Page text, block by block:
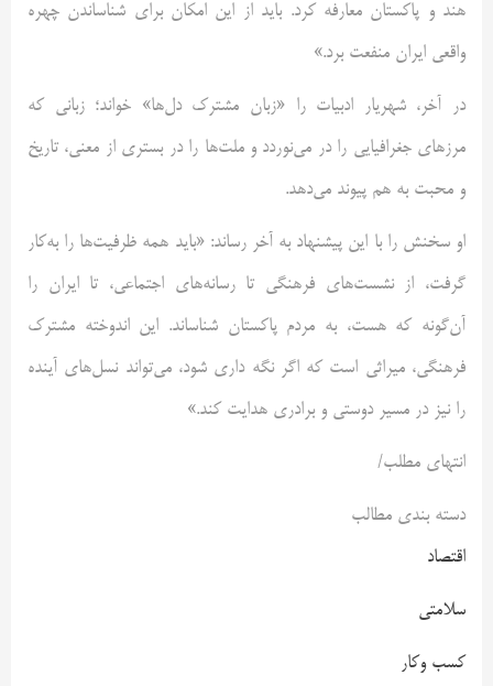
هند و پاکستان معارفه کرد. باید از این امکان برای شناساندن چهره
واقعی ایران منفعت برد.»
در آخر، شهریار ادبیات را «زبان مشترک دل‌ها» خواند؛ زبانی که
مرزهای جغرافیایی را در می‌نوردد و ملت‌ها را در بستری از معنی، تاریخ
و محبت به هم پیوند می‌دهد.
او سخنش را با این پیشنهاد به آخر رساند: «باید همه ظرفیت‌ها را به‌کار
گرفت، از نشست‌های فرهنگی تا رسانه‌های اجتماعی، تا ایران را
آن‌گونه که هست، به مردم پاکستان شناساند. این اندوخته‌ مشترک
فرهنگی، میراثی است که اگر نگه داری شود، می‌تواند نسل‌های آینده
را نیز در مسیر دوستی و برادری هدایت کند.»
انتهای مطلب/
دسته بندی مطالب
اقتصاد
سلامتی
کسب وکار